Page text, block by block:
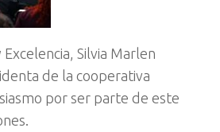
Silvia Marlen
de la cooperativa
por ser parte de este